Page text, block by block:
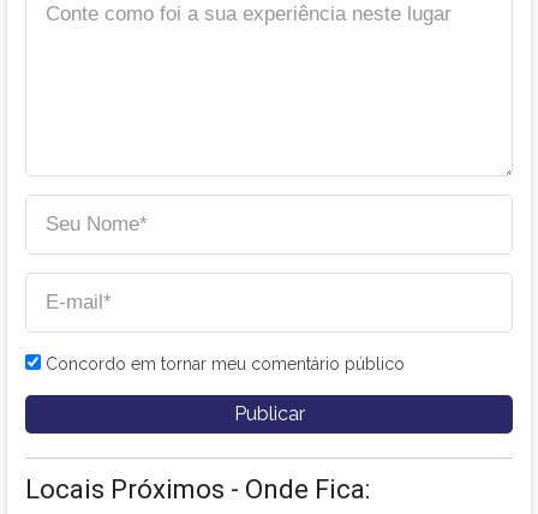
Concordo em tornar meu comentário público
Locais Próximos - Onde Fica: